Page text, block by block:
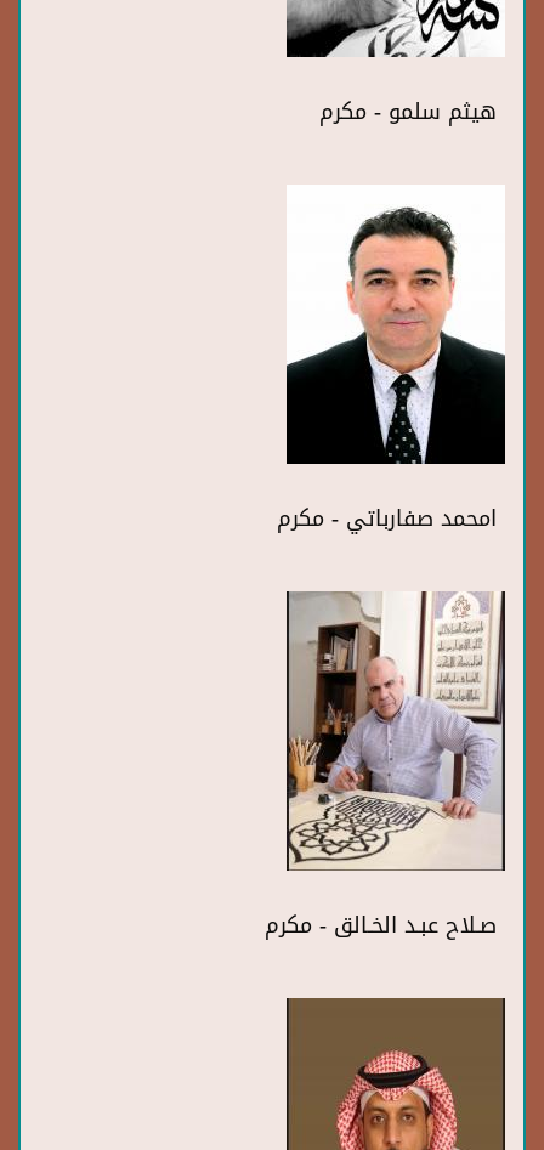
هيثم سلمو - مكرم
امحمد صفارباتي - مكرم
صـلاح عبـد الخـالق - مكرم